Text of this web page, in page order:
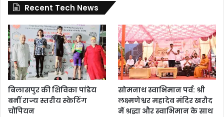
Recent Tech News
बिलासपुर की शिविका पांडेय
बनीं राज्य स्तरीय स्केटिंग
चौंपियन
सोमनाथ स्वाभिमान पर्व: श्री
लक्ष्मणेश्वर महादेव मंदिर खरौद
में श्रद्धा और स्वाभिमान के साथ